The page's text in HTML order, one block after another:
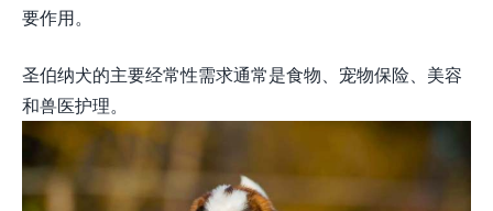
要作用。
圣伯纳犬的主要经常性需求通常是食物、宠物保险、美容
和兽医护理。